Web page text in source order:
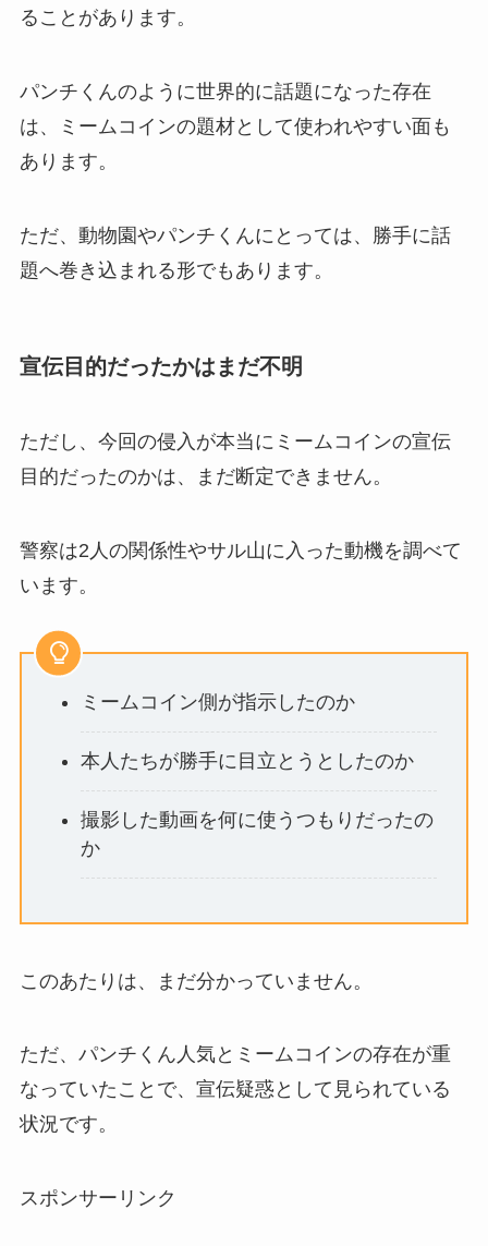
ることがあります。
パンチくんのように世界的に話題になった存在
は、ミームコインの題材として使われやすい面も
あります。
ただ、動物園やパンチくんにとっては、勝手に話
題へ巻き込まれる形でもあります。
宣伝目的だったかはまだ不明
ただし、今回の侵入が本当にミームコインの宣伝
目的だったのかは、まだ断定できません。
警察は2人の関係性やサル山に入った動機を調べて
います。
ミームコイン側が指示したのか
本人たちが勝手に目立とうとしたのか
撮影した動画を何に使うつもりだったの
か
このあたりは、まだ分かっていません。
ただ、パンチくん人気とミームコインの存在が重
なっていたことで、宣伝疑惑として見られている
状況です。
スポンサーリンク